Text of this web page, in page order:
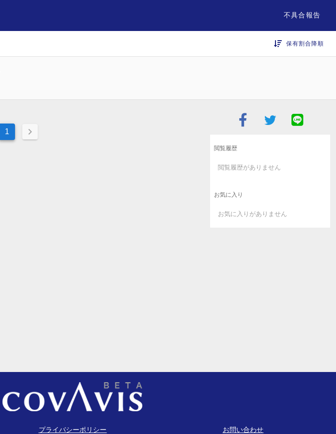
不具合報告
保有割合降順
1
閲覧履歴
閲覧履歴がありません
お気に入り
お気に入りがありません
プライバシーポリシー お問い合わせ